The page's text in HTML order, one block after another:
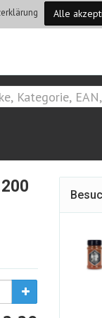
Alle